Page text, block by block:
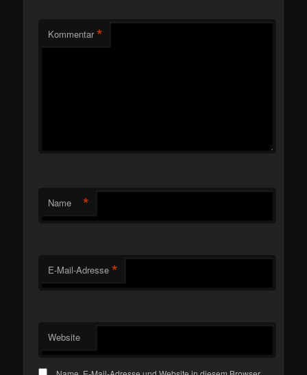
Kommentar *
Name *
E-Mail-Adresse *
Website